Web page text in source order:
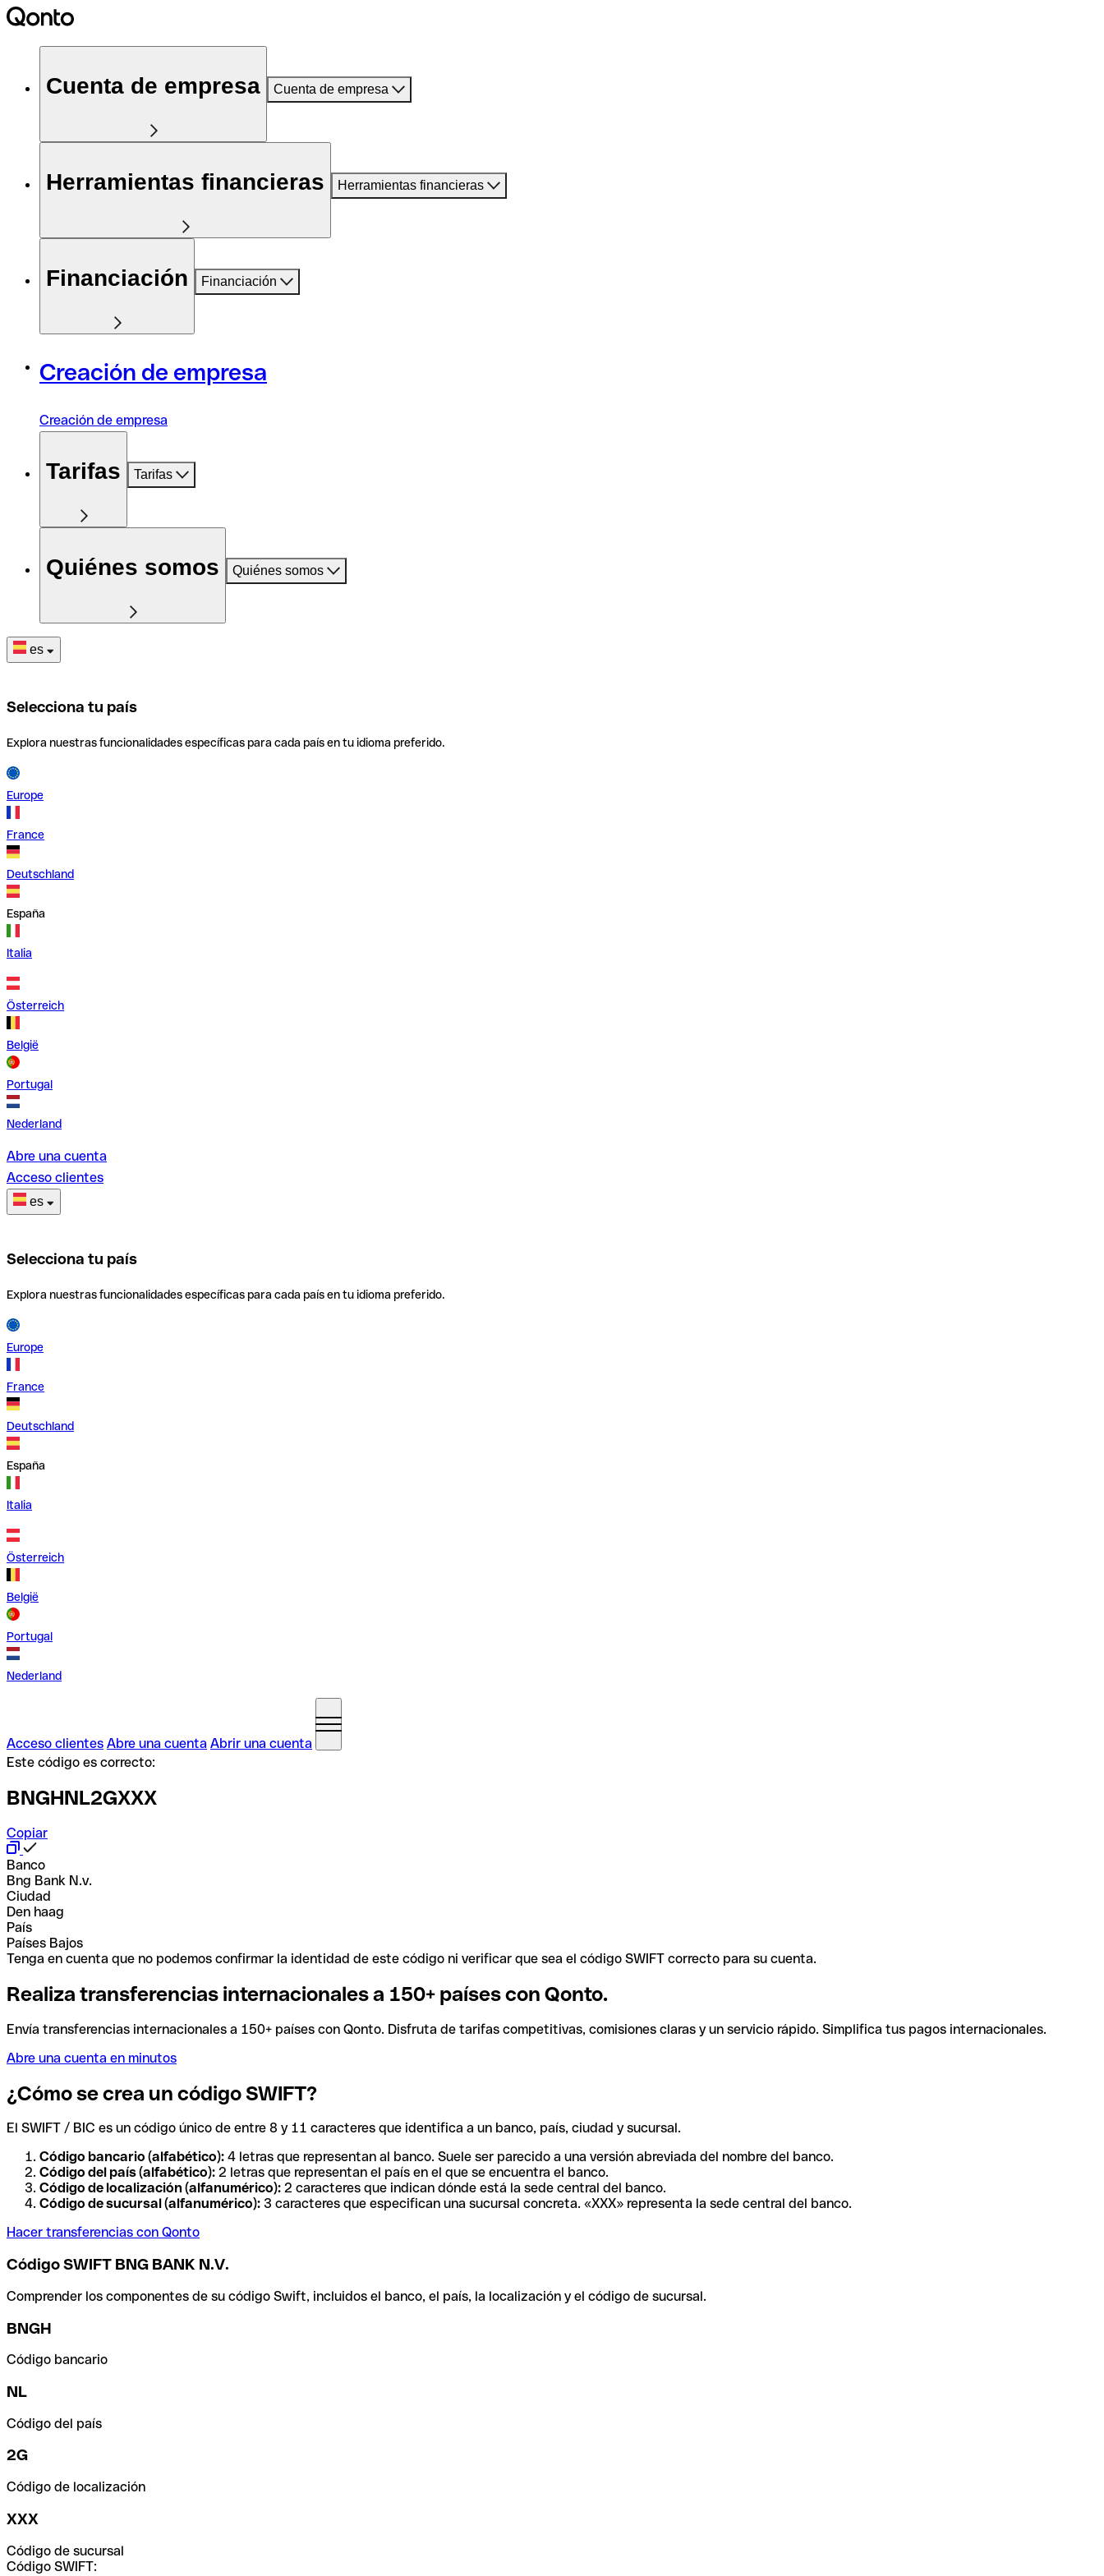
Cuenta de empresa Cuenta de empresa
Herramientas financieras Herramientas financieras
Financiación Financiación
Creación de empresa
Creación de empresa
Tarifas Tarifas
Quiénes somos Quiénes somos
es
Selecciona tu país
Explora nuestras funcionalidades específicas para cada país en tu idioma preferido.
Europe
France
Deutschland
España
Italia
Österreich
België
Portugal
Nederland
Abre una cuenta
Acceso clientes
es
Selecciona tu país
Explora nuestras funcionalidades específicas para cada país en tu idioma preferido.
Europe
France
Deutschland
España
Italia
Österreich
België
Portugal
Nederland
Acceso clientes Abre una cuenta Abrir una cuenta
Este código es correcto:
BNGHNL2GXXX
Copiar
Banco
Bng Bank N.v.
Ciudad
Den haag
País
Países Bajos
Tenga en cuenta que no podemos confirmar la identidad de este código ni verificar que sea el código SWIFT correcto para su cuenta.
Realiza transferencias internacionales a 150+ países con Qonto.
Envía transferencias internacionales a 150+ países con Qonto. Disfruta de tarifas competitivas, comisiones claras y un servicio rápido. Simplifica tus pagos internacionales.
Abre una cuenta en minutos
¿Cómo se crea un código SWIFT?
El SWIFT / BIC es un código único de entre 8 y 11 caracteres que identifica a un banco, país, ciudad y sucursal.
Código bancario (alfabético): 4 letras que representan al banco. Suele ser parecido a una versión abreviada del nombre del banco.
Código del país (alfabético): 2 letras que representan el país en el que se encuentra el banco.
Código de localización (alfanumérico): 2 caracteres que indican dónde está la sede central del banco.
Código de sucursal (alfanumérico): 3 caracteres que especifican una sucursal concreta. «XXX» representa la sede central del banco.
Hacer transferencias con Qonto
Código SWIFT BNG BANK N.V.
Comprender los componentes de su código Swift, incluidos el banco, el país, la localización y el código de sucursal.
BNGH
Código bancario
NL
Código del país
2G
Código de localización
XXX
Código de sucursal
Código SWIFT: